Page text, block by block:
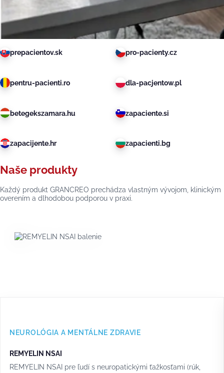
prepacientov.sk pro-pacienty.cz
pentru-pacienti.ro dla-pacjentow.pl
betegekszamara.hu zapaciente.si
zapacijente.hr zapacienti.bg
Naše produkty
Každý produkt GRANCREO prechádza vlastným vývojom, klinickým
overením a dlhodobou podporou v praxi.
NEUROLÓGIA A MENTÁLNE ZDRAVIE
REMYELIN NSAI
REMYELIN NSAI pre ľudí s neuropatickými ťažkosťami (rúk,